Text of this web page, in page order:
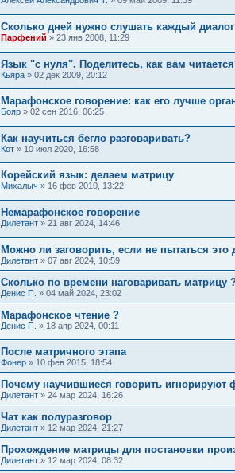
Сколько дней нужно слушать каждый
Парфений » 23 янв 2008, 11:29
Язык "с нуля". Поделитесь, как вам
Кьяра » 02 дек 2009, 20:12
Марафонское говорение: как его лучше
Бояр » 02 сен 2016, 06:25
Как научиться бегло разговаривать?
Кот » 10 июл 2020, 16:58
Корейский язык: делаем матрицу
Михалыч » 16 фев 2010, 13:22
Немарафонское говорение
Дилетант » 21 авг 2024, 14:46
Можно ли заговорить, если не пытаться это
Дилетант » 07 авг 2024, 10:59
Сколько по времени наговаривать матрицу
Денис П. » 04 май 2024, 23:02
Марафонское чтение ?
Денис П. » 18 апр 2024, 00:11
После матричного этапа
Фонер » 10 фев 2015, 18:54
Почему научившиеся говорить игнорируют
Дилетант » 24 мар 2024, 16:26
Чат как полуразговор
Дилетант » 12 мар 2024, 21:27
Прохождение матрицы для постановки
Дилетант » 12 мар 2024, 08:32